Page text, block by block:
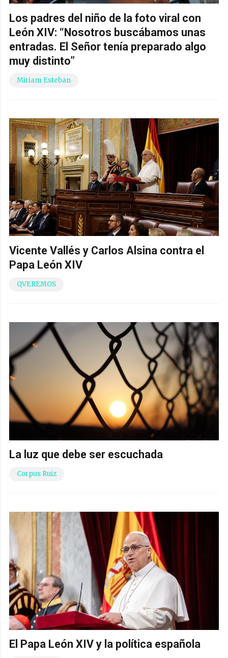
Los padres del niño de la foto viral con
León XIV: “Nosotros buscábamos unas
entradas. El Señor tenía preparado algo
muy distinto”
Miriam Esteban
Vicente Vallés y Carlos Alsina contra el
Papa León XIV
QVEREMOS
La luz que debe ser escuchada
Corpus Ruiz
El Papa León XIV y la política española